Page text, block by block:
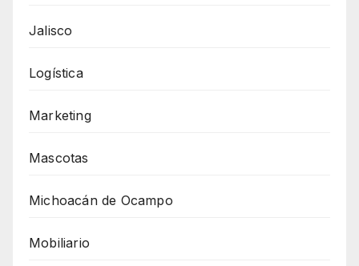
Jalisco
Logística
Marketing
Mascotas
Michoacán de Ocampo
Mobiliario